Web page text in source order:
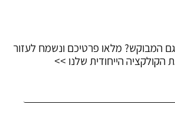
המבוקש? מלאו פרטיכם ונשמח לעזור
הקולקציה הייחודית שלנו >>